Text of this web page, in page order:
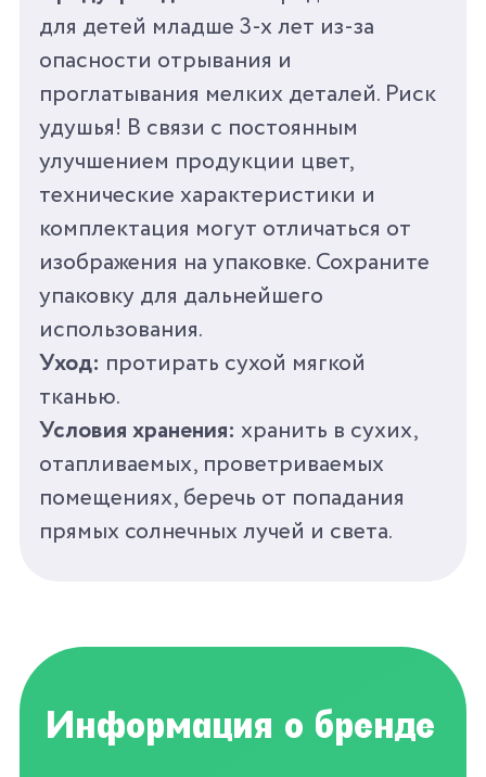
для детей младше 3-х лет из-за
опасности отрывания и
проглатывания мелких деталей. Риск
удушья! В связи с постоянным
улучшением продукции цвет,
технические характеристики и
комплектация могут отличаться от
изображения на упаковке. Сохраните
упаковку для дальнейшего
использования.
Уход: протирать сухой мягкой
тканью.
Условия хранения: хранить в сухих,
отапливаемых, проветриваемых
помещениях, беречь от попадания
прямых солнечных лучей и света.
ВРЕМЯ ИГРЫ ОТ
СРОК ГОДНОСТИ/
ГАРАНТИЯ
ПРОИЗВОДИТЕЛЬ
Информация о бренде